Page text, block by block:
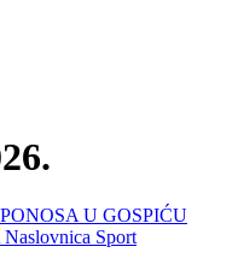
Naslovnica Sport